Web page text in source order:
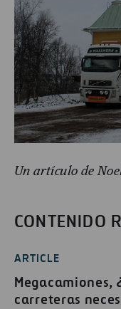
Un artículo de
CONTENIDO
ARTICLE
Megacamiones,
carreteras